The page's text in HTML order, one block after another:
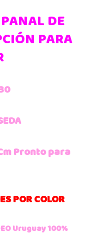
DE
PARA
Pronto para
POR COLOR
Uruguay 100%